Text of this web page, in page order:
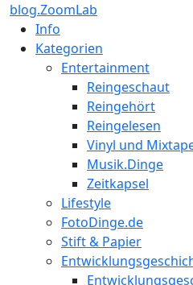
blog.ZoomLab
Info
Kategorien
Entertainment
Reingeschaut
Reingehört
Reingelesen
Vinyl und
Musik.Dinge
Zeitkapsel
Lifestyle
FotoDinge.de
Stift & Papier